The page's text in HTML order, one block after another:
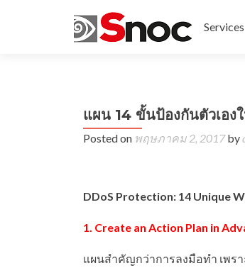
Services
แผน 14 ขั้นป้องกันตัวเอ
Posted on พฤษภาคม 2, 2017by
DDoS Protection: 14 Unique
1. Create an Action Plan in
แผนสำคัญกว่าการลงมือทำ เพรา